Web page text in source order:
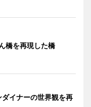
橋を再現した橋
イナーの世界観を再